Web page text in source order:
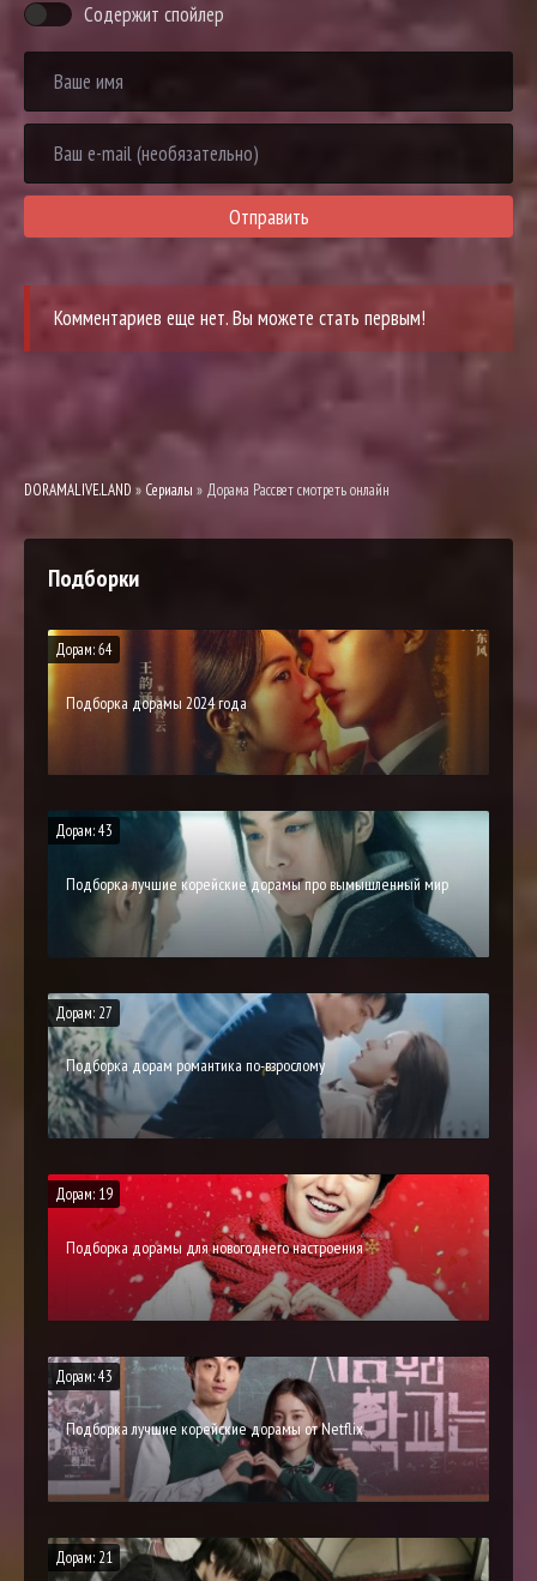
Содержит спойлер
Отправить
Комментариев еще нет. Вы можете стать первым!
DORAMALIVE.LAND » Сериалы » Дорама Рассвет смотреть онлайн
Подборки
Дорам: 64
Подборка дорамы 2024 года
Дорам: 43
Подборка лучшие корейские дорамы про вымышленный мир
Дорам: 27
Подборка дорам романтика по-взрослому
Дорам: 19
Подборка дорамы для новогоднего настроения
Дорам: 43
Подборка лучшие корейские дорамы от Netflix
Дорам: 21